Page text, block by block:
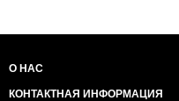
О НАС
КОНТАКТНАЯ ИНФОРМАЦИЯ